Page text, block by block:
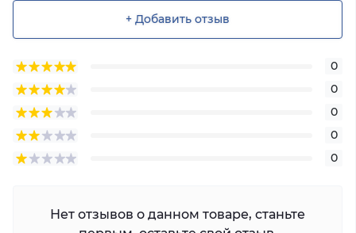
+ Добавить отзыв
0
0
0
0
0
Нет отзывов о данном товаре, станьте